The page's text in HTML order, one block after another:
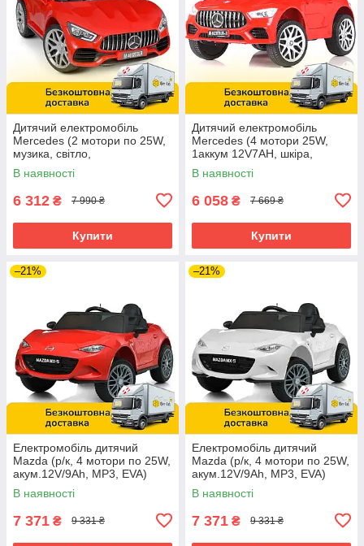
Дитячий електромобіль
Mercedes (2 мотори по 25W,
музика, світло,
аккум.12V7AH) Bambi M
4612EBLR-3 Червоний
В наявності
6 312 ₴ 7 990 ₴
Купити
Дитячий електромобіль
Mercedes (4 мотори 25W,
1аккум 12V7AH, шкіра,
музика, світло, EVA) M
4823EBLR-3 Червоний
В наявності
6 058 ₴ 7 669 ₴
Купити
–21%
Електромобіль дитячий
Mazda (р/к, 4 мотори по 25W,
акум.12V/9Ah, MP3, EVA)
Bambi M 5846EBLR-3
Червоний
В наявності
7 371 ₴ 9 331 ₴
–21%
Електромобіль дитячий
Mazda (р/к, 4 мотори по 25W,
акум.12V/9Ah, MP3, EVA)
Bambi M 5846EBLR-1 Білий
В наявності
7 371 ₴ 9 331 ₴